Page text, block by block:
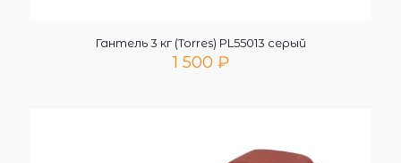
Гантель 3 кг (Torres) PL55013 серый
1 500 ₽